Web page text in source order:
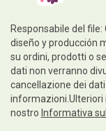
Responsabile del
diseño y producción
su ordini, prodotti o
dati non verranno
cancellazione dei
informazioni.Ulteriori
nostro Informativa